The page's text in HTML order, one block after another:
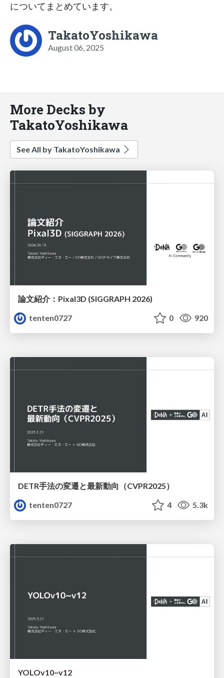
についてまとめています。
TakatoYoshikawa
August 06, 2025
More Decks by
TakatoYoshikawa
See All by TakatoYoshikawa
論文紹介：Pixal3D (SIGGRAPH 2026)
tenten0727
0 920
DETR手法の変遷と最新動向（CVPR2025）
tenten0727
4 5.3k
YOLOv10~v12